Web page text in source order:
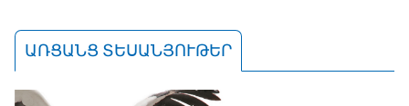
ԱՌՑԱՆՑ ՏԵՍԱՆՅՈՒԹԵՐ